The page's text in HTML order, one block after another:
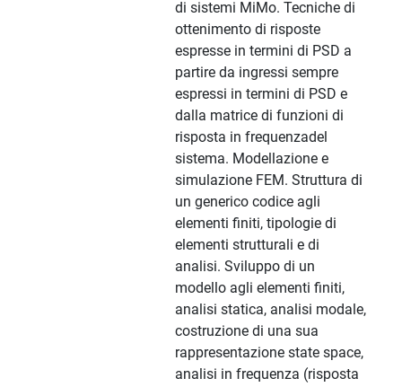
di sistemi MiMo. Tecniche di
ottenimento di risposte
espresse in termini di PSD a
partire da ingressi sempre
espressi in termini di PSD e
dalla matrice di funzioni di
risposta in frequenzadel
sistema. Modellazione e
simulazione FEM. Struttura di
un generico codice agli
elementi finiti, tipologie di
elementi strutturali e di
analisi. Sviluppo di un
modello agli elementi finiti,
analisi statica, analisi modale,
costruzione di una sua
rappresentazione state space,
analisi in frequenza (risposta